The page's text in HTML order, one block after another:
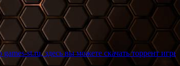
вы можете скачать торрент игры бесплатно